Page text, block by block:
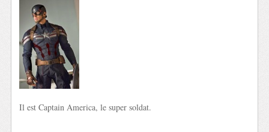
Il est Captain America, le super soldat.